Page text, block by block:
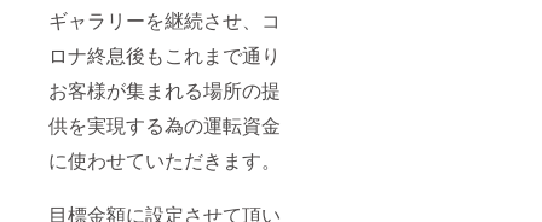
ギャラリーを継続させ、コ
ロナ終息後もこれまで通り
お客様が集まれる場所の提
供を実現する為の運転資金
に使わせていただきます。
目標金額に設定させて頂い